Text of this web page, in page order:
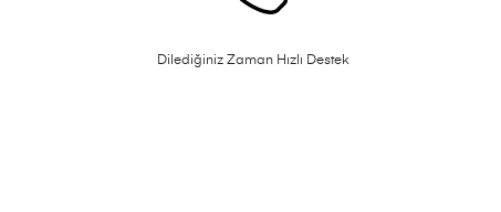
Dilediğiniz Zaman Hızlı Destek